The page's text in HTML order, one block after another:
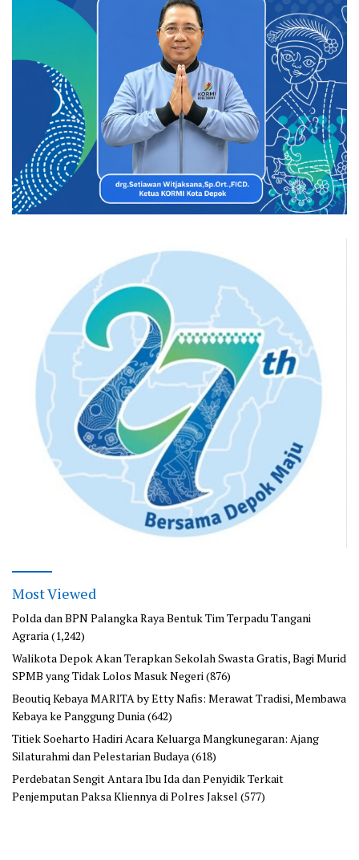
Most Viewed
Polda dan BPN Palangka Raya Bentuk Tim Terpadu Tangani
Agraria (1,242)
Walikota Depok Akan Terapkan Sekolah Swasta Gratis, Bagi Murid
SPMB yang Tidak Lolos Masuk Negeri (876)
Beoutiq Kebaya MARITA by Etty Nafis: Merawat Tradisi, Membawa
Kebaya ke Panggung Dunia (642)
Titiek Soeharto Hadiri Acara Keluarga Mangkunegaran: Ajang
Silaturahmi dan Pelestarian Budaya (618)
Perdebatan Sengit Antara Ibu Ida dan Penyidik Terkait
Penjemputan Paksa Kliennya di Polres Jaksel (577)